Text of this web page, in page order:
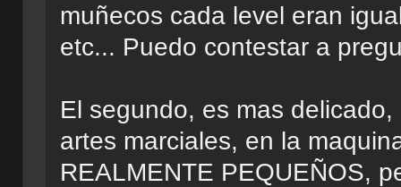
muñecos cada level eran
etc... Puedo contestar a
El segundo, es mas
artes marciales, en la
REALMENTE PEQUEÑOS,